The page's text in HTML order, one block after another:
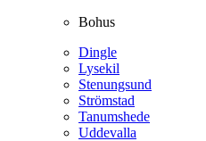
Bohus
Dingle
Lysekil
Stenungsund
Strömstad
Tanumshede
Uddevalla